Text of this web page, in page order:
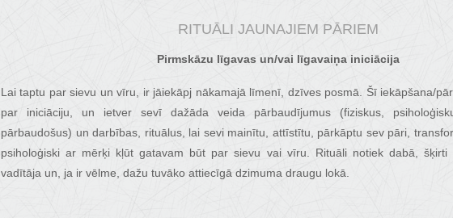
RITUĀLI JAUNAJIEM PĀRIEM
Pirmskāzu līgavas un/vai līgavaiņa iniciācija
Lai taptu par sievu un vīru, ir jāiekāpj nākamajā līmenī, dzīves posmā. Šī iekāpšana/
par iniciāciju, un ietver sevī dažāda veida pārbaudījumus (fiziskus,
pārbaudošus) un darbības, rituālus, lai sevi mainītu, attīstītu, pārkāptu sev pāri,
psiholoģiski ar mērķi kļūt gatavam būt par sievu vai vīru. Rituāli notiek dabā, šķirti
vadītāja un, ja ir vēlme, dažu tuvāko attiecīgā dzimuma draugu lokā.